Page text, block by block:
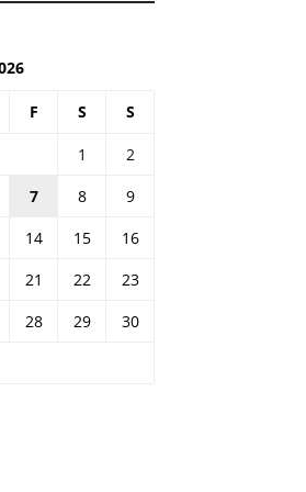
F S S
1
2
7 8
9
14 15
16
21 22
23
28 29
30